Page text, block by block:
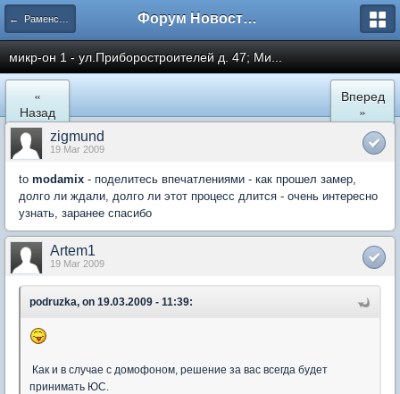
← Раменское Форум Новостройки
микр-он 1 - ул.Приборостроителей д. 47; Ми...
«
Назад
Вперед
»
zigmund
19 Mar 2009
to modamix - поделитесь впечатлениями - как прошел замер,
долго ли ждали, долго ли этот процесс длится - очень интересно
узнать, заранее спасибо
Artem1
19 Mar 2009
podruzka, on 19.03.2009 - 11:39:
Как и в случае с домофоном, решение за вас всегда будет
принимать ЮС.